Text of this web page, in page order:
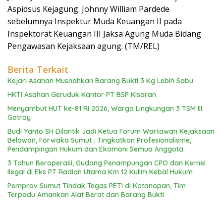
Aspidsus Kejagung. Johnny William Pardede
sebelumnya Inspektur Muda Keuangan II pada
Inspektorat Keuangan III Jaksa Agung Muda Bidang
Pengawasan Kejaksaan agung. (TM/REL)
Berita Terkait
Kejari Asahan Musnahkan Barang Bukti 3 Kg Lebih Sabu
HKTI Asahan Geruduk Kantor PT BSP Kisaran
Menyambut HUT ke-81 RI 2026, Warga Lingkungan 3 TSM III
Gotroy
Budi Yanto SH Dilantik Jadi Ketua Forum Wartawan Kejaksaan
Belawan, Forwaka Sumut : Tingkatkan Profesionalisme,
Pendampingan Hukum dan Ekomoni Semua Anggota
3 Tahun Beroperasi, Gudang Penampungan CPO dan Kernel
Ilegal di Eks PT Radian Utama Km 12 Kulim Kebal Hukum
Pemprov Sumut Tindak Tegas PETI di Kotanopan, Tim
Terpadu Amankan Alat Berat dan Barang Bukti